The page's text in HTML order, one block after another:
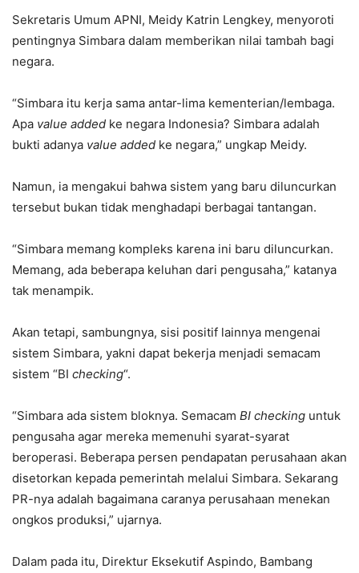
Sekretaris Umum APNI, Meidy Katrin Lengkey, menyoroti
pentingnya Simbara dalam memberikan nilai tambah bagi
negara.
“Simbara itu kerja sama antar-lima kementerian/lembaga.
Apa value added ke negara Indonesia? Simbara adalah
bukti adanya value added ke negara,” ungkap Meidy.
Namun, ia mengakui bahwa sistem yang baru diluncurkan
tersebut bukan tidak menghadapi berbagai tantangan.
“Simbara memang kompleks karena ini baru diluncurkan.
Memang, ada beberapa keluhan dari pengusaha,” katanya
tak menampik.
Akan tetapi, sambungnya, sisi positif lainnya mengenai
sistem Simbara, yakni dapat bekerja menjadi semacam
sistem “BI checking“.
“Simbara ada sistem bloknya. Semacam BI checking untuk
pengusaha agar mereka memenuhi syarat-syarat
beroperasi. Beberapa persen pendapatan perusahaan akan
disetorkan kepada pemerintah melalui Simbara. Sekarang
PR-nya adalah bagaimana caranya perusahaan menekan
ongkos produksi,” ujarnya.
Dalam pada itu, Direktur Eksekutif Aspindo, Bambang